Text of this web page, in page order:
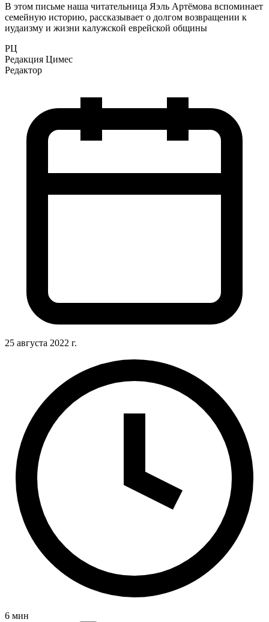
В этом письме наша читательница Яэль Артёмова вспоминает
семейную историю, рассказывает о долгом возвращении к
иудаизму и жизни калужской еврейской общины
РЦ
Редакция Цимес
Редактор
25 августа 2022 г.
6 мин